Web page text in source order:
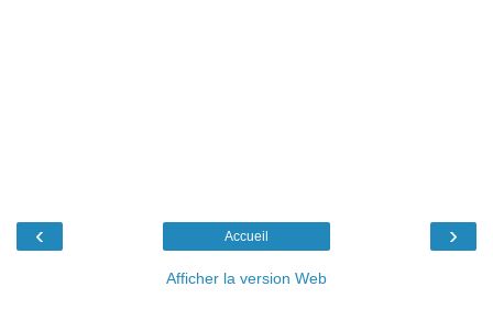
‹ ›
Accueil
Afficher la version Web